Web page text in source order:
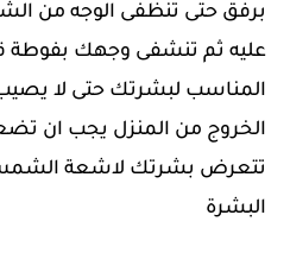
برفق حتى تنظفى الوجه من
عليه ثم تنشفى وجهك
المناسب لبشرتك حتى لا
الخروج من المنزل يجب ان
تتعرض بشرتك لاشعة
البشرة